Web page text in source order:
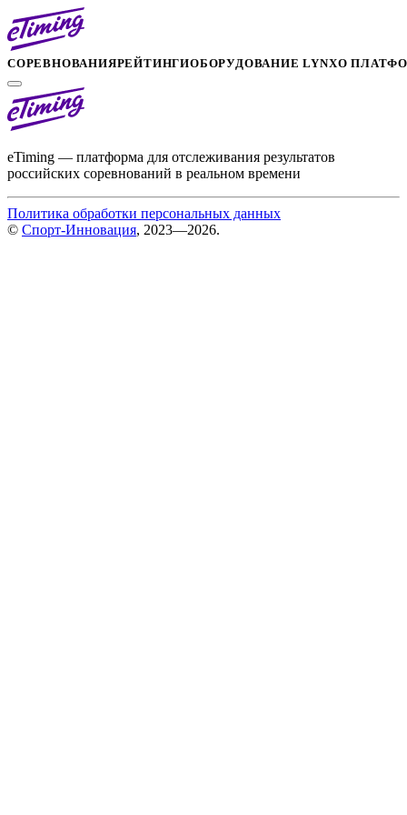
СОРЕВНОВАНИЯРЕЙТИНГИОБОРУДОВАНИЕ LYNXО
eTiming — платформа для отслеживания результатов
российских соревнований в реальном времени
Политика обработки персональных данных
© Спорт-Инновация, 2023—2026.